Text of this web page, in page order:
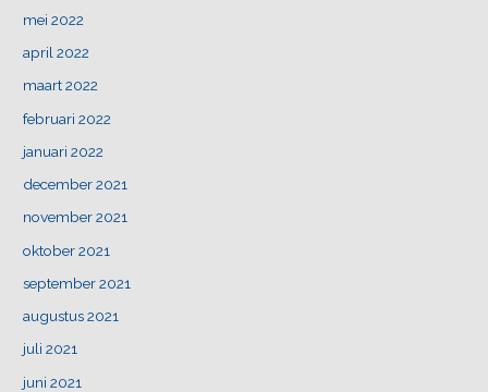
mei 2022
april 2022
maart 2022
februari 2022
januari 2022
december 2021
november 2021
oktober 2021
september 2021
augustus 2021
juli 2021
juni 2021